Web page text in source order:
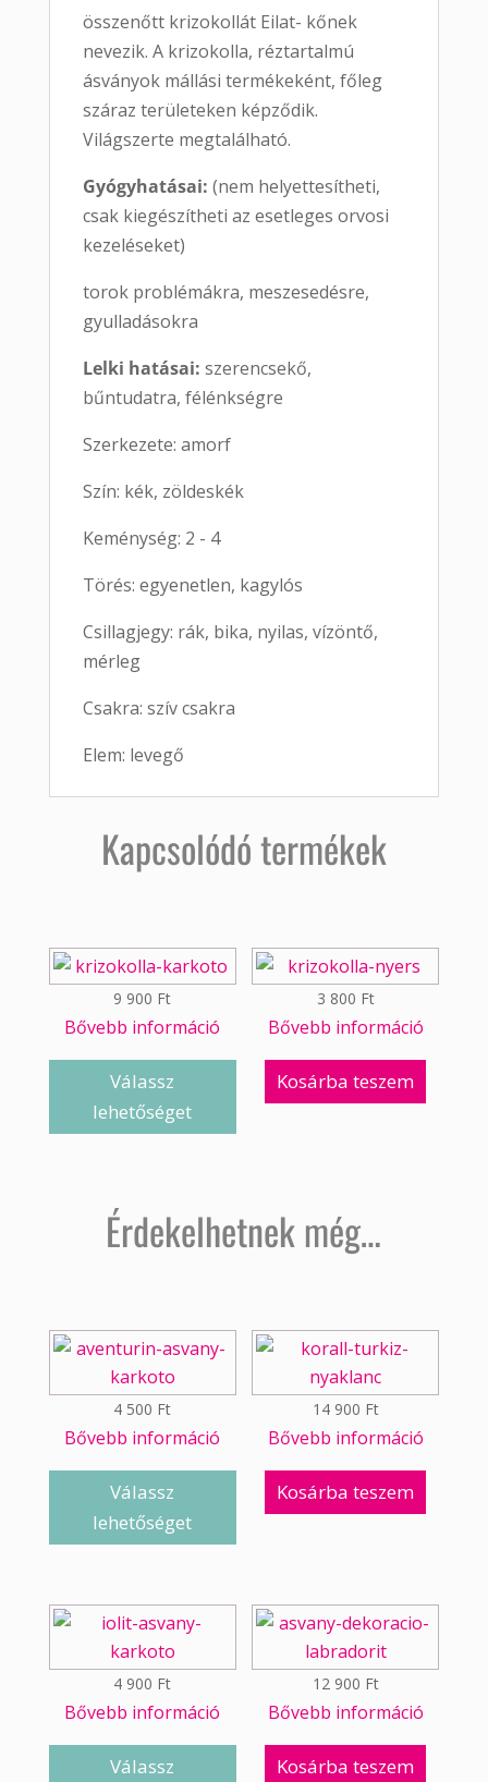
összenőtt krizokollát Eilat- kőnek
nevezik. A krizokolla, réztartalmú
ásványok mállási termékeként, főleg
száraz területeken képződik.
Világszerte megtalálható.
Gyógyhatásai: (nem helyettesítheti,
csak kiegészítheti az esetleges orvosi
kezeléseket)
torok problémákra, meszesedésre,
gyulladásokra
Lelki hatásai: szerencsekő,
bűntudatra, félénkségre
Szerkezete: amorf
Szín: kék, zöldeskék
Keménység: 2 - 4
Törés: egyenetlen, kagylós
Csillagjegy: rák, bika, nyilas, vízöntő,
mérleg
Csakra: szív csakra
Elem: levegő
Kapcsolódó termékek
9 900 Ft
Bővebb információ
Válassz
lehetőséget
3 800 Ft
Bővebb információ
Kosárba teszem
Érdekelhetnek még…
4 500 Ft
Bővebb információ
Válassz
lehetőséget
14 900 Ft
Bővebb információ
Kosárba teszem
4 900 Ft
Bővebb információ
Válassz
12 900 Ft
Bővebb információ
Kosárba teszem